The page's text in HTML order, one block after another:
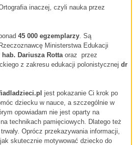
inaczej, czyli nauka przez
45 000 egzemplarzy . Są
Ministerstwa Edukacji
hab. Dariusza Rotta oraz przez
z zakresu edukacji polonistycznej dr
jest pokazanie Ci krok po
dziecku w nauce, a szczególnie w
opowiadam nie jest oparty na
technikach pamięciowych. Dlatego też
Oprócz przekazywania informacji,
skutecznie motywować dziecko do